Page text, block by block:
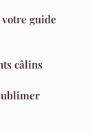
guide
câlins